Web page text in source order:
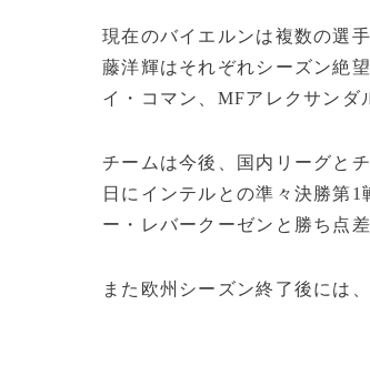
現在のバイエルンは複数の選
藤洋輝はそれぞれシーズン絶
イ・コマン、MFアレクサンダ
チームは今後、国内リーグと
日にインテルとの準々決勝第
ー・レバークーゼンと勝ち点
また欧州シーズン終了後には